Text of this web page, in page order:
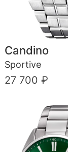
Candino
Sportive
27 700 ₽